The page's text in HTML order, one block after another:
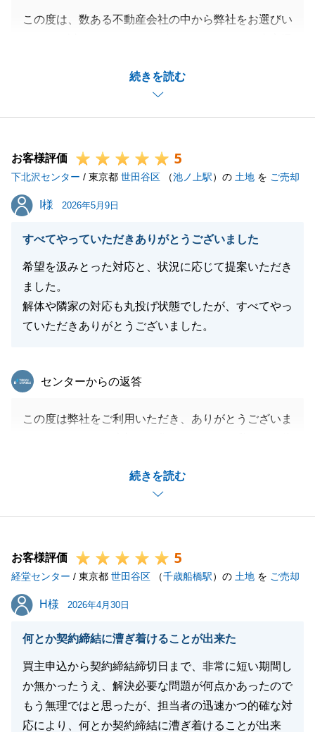
続きを読む
この度は、数ある不動産会社の中から弊社をお選びい
引の途中で複雑な調整が必要な場面もございました
が、Y様が常に迅速かつ丁寧にご対応くださったおか
げで、無事に良い形で決済まで進めることができまし
とに心より御礼申し上げます。Y様に「安心して取引
が進められた」と言っていただけることが、私にとっ
て何よりの喜びであり、励みになります。不動産のこ
とで何かお困りごとやご相談がございましたら、いつ
でもお気軽にご連絡ください。Y様の今後のご健勝と
お客様評価 5
下北沢センター / 東京都 世田谷区 （池ノ上駅）の 土地 を ご売却
I様
I様 2026年5月9日
すべてやっていただきありがとうございました
希望を汲みとった対応と、状況に応じて提案いただき
ました。
解体や隣家の対応も丸投げ状態でしたが、すべてやっ
ていただきありがとうございました。
続きを読む
東急リバブル
センターからの返答
この度は弊社をご利用いただき、ありがとうございま
ております。解体工事や近隣の方々へのご対応含め、
無事にすべてを終え、ご満足いただける形でお役に立
てましたなら、これ以上の喜びはございません。温か
役に立てる機会がございましたら、お気軽にお申し付
けくださいませ。
閉じる
お客様評価 5
経堂センター / 東京都 世田谷区 （千歳船橋駅）の 土地 を ご売却
H様
H様 2026年4月30日
何とか契約締結に漕ぎ着けることが出来た
買主申込から契約締結締切日まで、非常に短い期間し
か無かったうえ、解決必要な問題が何点かあったので
もう無理ではと思ったが、担当者の迅速かつ的確な対
応により、何とか契約締結に漕ぎ着けることが出来